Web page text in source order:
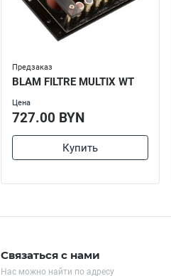
Предзаказ
BLAM FILTRE MULTIX WT
Цена
727.00 BYN
Купить
Связаться с нами
Нас можно найти по адресу